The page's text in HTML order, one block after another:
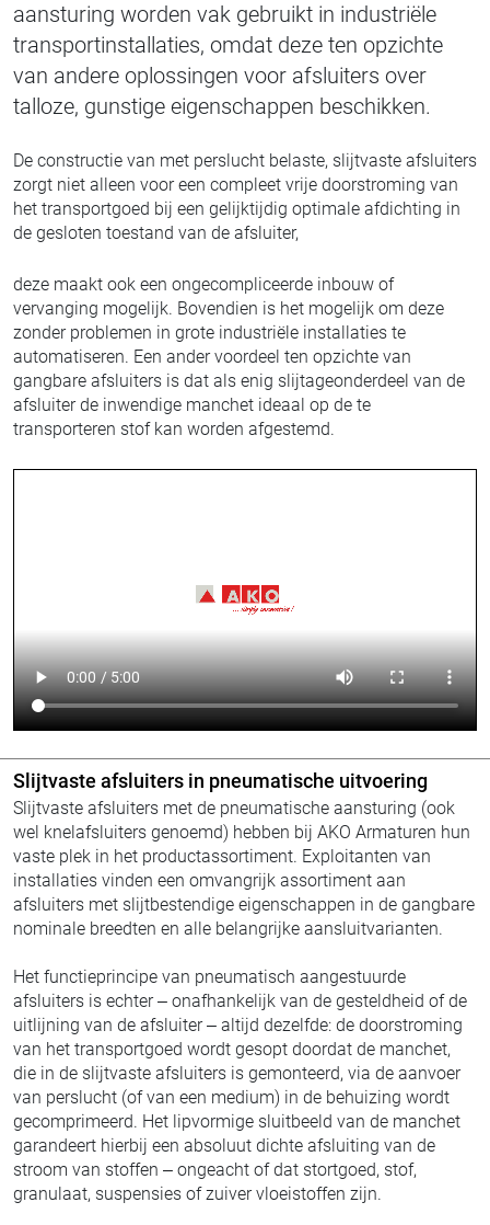
aansturing worden vak gebruikt in industriële
transportinstallaties, omdat deze ten opzichte
van andere oplossingen voor afsluiters over
talloze, gunstige eigenschappen beschikken.
De constructie van met perslucht belaste, slijtvaste afsluiters
zorgt niet alleen voor een compleet vrije doorstroming van
het transportgoed bij een gelijktijdig optimale afdichting in
de gesloten toestand van de afsluiter,
deze maakt ook een ongecompliceerde inbouw of
vervanging mogelijk. Bovendien is het mogelijk om deze
zonder problemen in grote industriële installaties te
automatiseren. Een ander voordeel ten opzichte van
gangbare afsluiters is dat als enig slijtageonderdeel van de
afsluiter de inwendige manchet ideaal op de te
transporteren stof kan worden afgestemd.
Slijtvaste afsluiters in pneumatische uitvoering
Slijtvaste afsluiters met de pneumatische aansturing (ook
wel knelafsluiters genoemd) hebben bij AKO Armaturen hun
vaste plek in het productassortiment. Exploitanten van
installaties vinden een omvangrijk assortiment aan
afsluiters met slijtbestendige eigenschappen in de gangbare
nominale breedten en alle belangrijke aansluitvarianten.
Het functieprincipe van pneumatisch aangestuurde
afsluiters is echter – onafhankelijk van de gesteldheid of de
uitlijning van de afsluiter – altijd dezelfde: de doorstroming
van het transportgoed wordt gesopt doordat de manchet,
die in de slijtvaste afsluiters is gemonteerd, via de aanvoer
van perslucht (of van een medium) in de behuizing wordt
gecomprimeerd. Het lipvormige sluitbeeld van de manchet
garandeert hierbij een absoluut dichte afsluiting van de
stroom van stoffen – ongeacht of dat stortgoed, stof,
granulaat, suspensies of zuiver vloeistoffen zijn.